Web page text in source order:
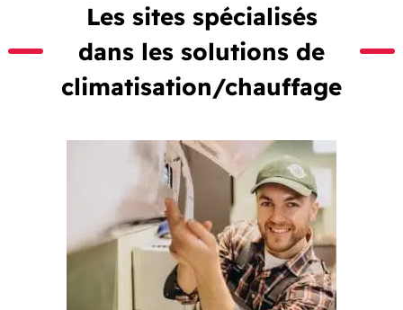
Les sites spécialisés
dans les solutions de
climatisation/chauffage